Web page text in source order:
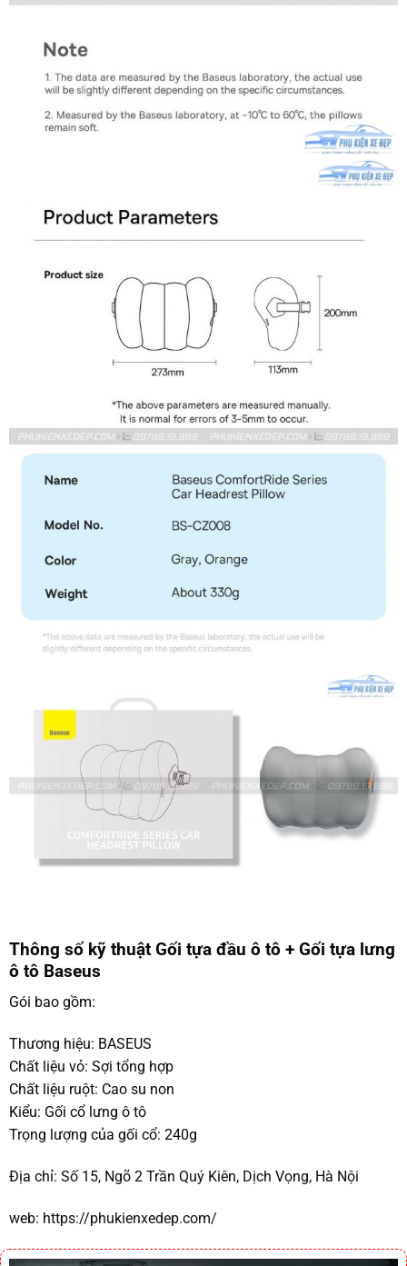
Thông số kỹ thuật Gối tựa đầu ô tô + Gối tựa lưng
ô tô Baseus
Gói bao gồm:
Thương hiệu: BASEUS
Chất liệu vỏ: Sợi tổng hợp
Chất liệu ruột: Cao su non
Kiểu: Gối cổ lưng ô tô
Trọng lượng của gối cổ: 240g
Địa chỉ: Số 15, Ngõ 2 Trần Quý Kiên, Dịch Vọng, Hà Nội
web: https://phukienxedep.com/